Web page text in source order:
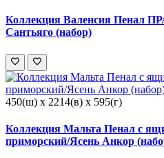
Коллекция Валенсия Пенал
Сантьяго (набор)
450(ш) x 2214(в) x 595(г)
Коллекция Мальта Пенал с
приморский/Ясень Анкор